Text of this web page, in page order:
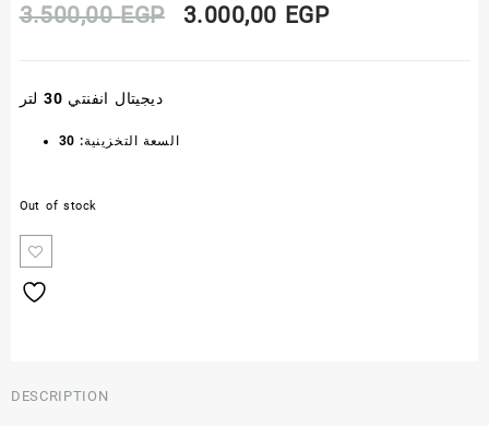
3.500,00EGP
Original
3.000,00 EGPCurrent
ديجيتال انفنتي 30 لتر
السعة التخزينية: 30
Out of stock
DESCRIPTION